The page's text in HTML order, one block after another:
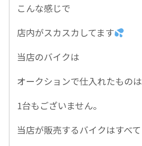
こんな感じで
店内がスカスカしてます
当店のバイクは
オークションで仕入れたものは
1台もございません。
当店が販売するバイクはすべて